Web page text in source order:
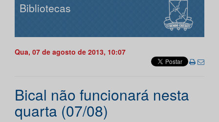
Bibliotecas
Qua, 07 de agosto de 2013, 10:07
Bical não funcionará nesta
quarta (07/08)